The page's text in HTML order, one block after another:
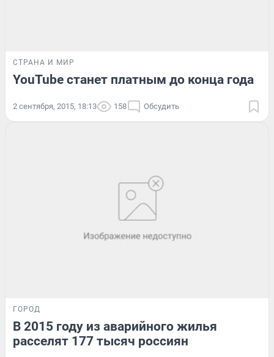
СТРАНА И МИР
YouTube станет платным до конца года
2 сентября, 2015, 18:13 158 Обсудить
ГОРОД
В 2015 году из аварийного жилья
расселят 177 тысяч россиян